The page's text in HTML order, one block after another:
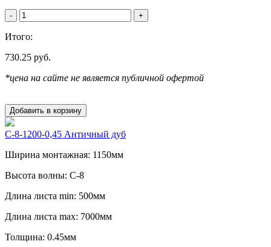
- +
Итого:
730.25 руб.
*цена на сайте не является публичной офертой
Добавить в корзину
С-8-1200-0,45 Античный дуб
Ширина монтажная: 1150мм
Высота волны: C-8
Длина листа min: 500мм
Длина листа max: 7000мм
Толщина: 0.45мм